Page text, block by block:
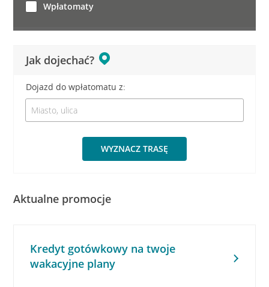
Jak dojechać?
Dojazd do wpłatomatu z:
WYZNACZ TRASĘ
Wpłatomaty
Aktualne promocje
Kredyt gotówkowy na twoje
wakacyjne plany